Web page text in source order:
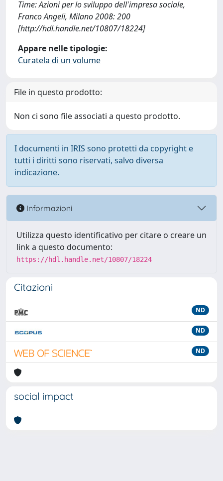
Time: Azioni per lo sviluppo dell'impresa sociale,
Franco Angeli, Milano 2008: 200
[http://hdl.handle.net/10807/18224]
Appare nelle tipologie:
Curatela di un volume
File in questo prodotto:
Non ci sono file associati a questo prodotto.
I documenti in IRIS sono protetti da copyright e
tutti i diritti sono riservati, salvo diversa
indicazione.
Informazioni
Utilizza questo identificativo per citare o creare un
link a questo documento:
https://hdl.handle.net/10807/18224
Citazioni
ND
ND
ND
social impact